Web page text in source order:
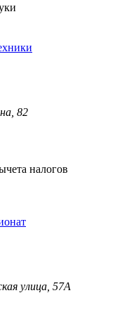
82
налогов
улица, 57А